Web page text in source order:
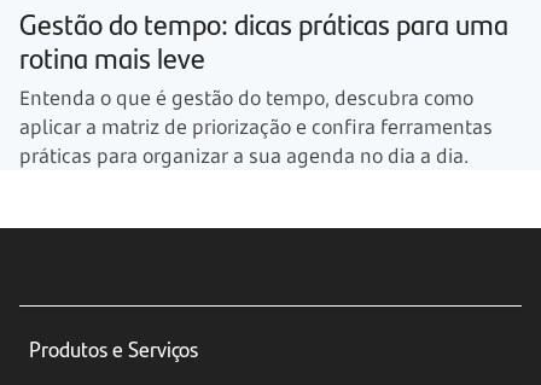
Gestão do tempo: dicas práticas para uma
rotina mais leve
Entenda o que é gestão do tempo, descubra como
aplicar a matriz de priorização e confira ferramentas
práticas para organizar a sua agenda no dia a dia.
Produtos e Serviços